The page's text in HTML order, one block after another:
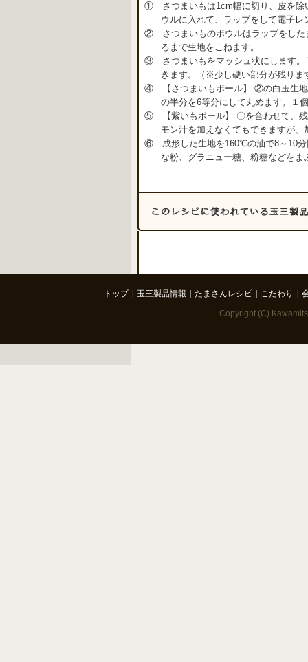
① さつまいもは1cm幅に切り、皮を除
ウルに入れて、ラップをして電子
② さつまいものボウルはラップをした
るまで生地をこねます。
③ さつまいもをマッシュ状にします。
きます。（※少し硬い部分が残りま
④ 【さつまいもボール】 ②の白玉生地
の半分を6等分にして丸めます。１
⑤ 【紫いもボール】 〇を合わせて、残
モン汁を加えなくてもできますが
⑥ 成形した生地を160℃の油で8～10分
な粉、グラニュー糖、粉糖などを
トップ 玉三製品情報 たまさんレシピ こだわり
Copyright (C)